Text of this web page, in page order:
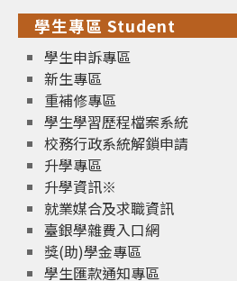
學生專區 Student
學生申訴專區
新生專區
重補修專區
學生學習歷程檔案系統
校務行政系統解鎖申請
升學專區
升學資訊※
就業媒合及求職資訊
臺銀學雜費入口網
獎(助)學金專區
學生匯款通知專區